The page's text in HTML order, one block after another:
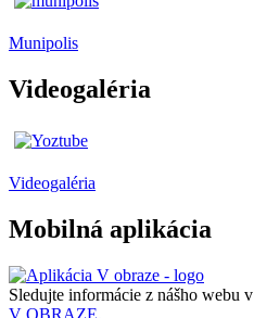
Munipolis
Videogaléria
Videogaléria
Mobilná aplikácia
Sledujte informácie z nášho webu v
V OBRAZE.